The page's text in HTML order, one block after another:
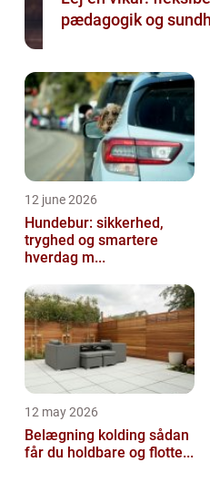
pædagogik og
12 june 2026
Hundebur: sikkerhed,
tryghed og smartere
hverdag m...
12 may 2026
Belægning kolding sådan
får du holdbare og flotte...